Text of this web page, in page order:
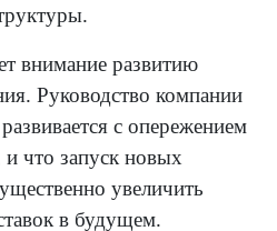
внимание развитию
Руководство компании
с опережением
и что запуск новых
увеличить
в будущем.